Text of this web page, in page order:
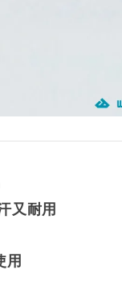
又耐用
用